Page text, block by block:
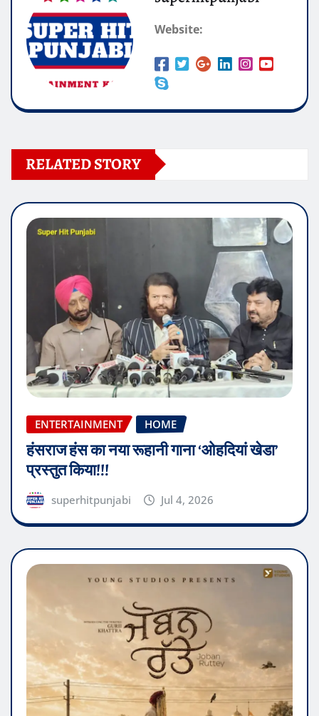
Website:
RELATED STORY
ENTERTAINMENT HOME
हंसराज हंस का नया रूहानी गाना ‘ओहदियां खेडा’
प्रस्तुत किया!!!
superhitpunjabi Jul 4, 2026